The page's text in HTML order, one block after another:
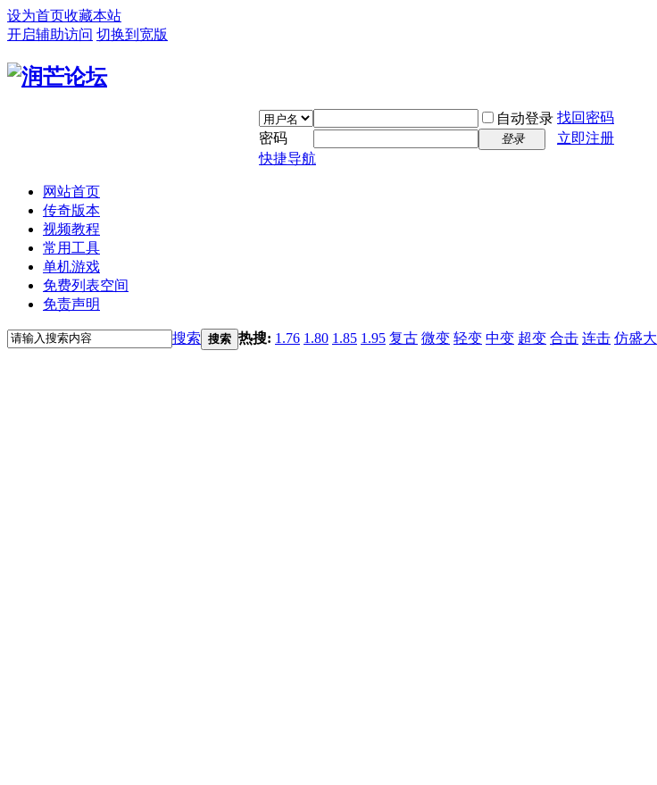
设为首页收藏本站
开启辅助访问 切换到宽版
自动登录 找回密码
密码
登录
立即注册
快捷导航
网站首页
传奇版本
视频教程
常用工具
单机游戏
免费列表空间
免责声明
搜索 搜索 热搜: 1.76 1.80 1.85 1.95 复古 微变 轻变 中变 超变 合击 连击 仿盛大